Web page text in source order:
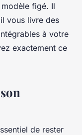
figé. Il
vous livre des
à votre
exactement ce
de rester